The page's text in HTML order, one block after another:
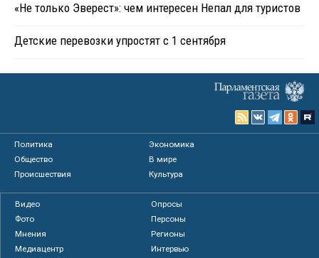
«Не только Эверест»: чем интересен Непал для туристов
Детские перевозки упростят с 1 сентября
Политика
Экономика
Общество
В мире
Происшествия
Культура
Видео
Опросы
Фото
Персоны
Мнения
Регионы
Медиацентр
Интервью